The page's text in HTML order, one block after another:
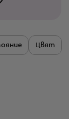
Цвят